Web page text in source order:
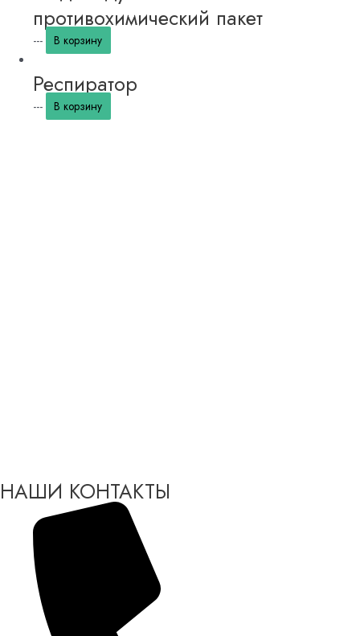
противохимический пакет
--- В корзину
Респиратор
--- В корзину
НАШИ КОНТАКТЫ